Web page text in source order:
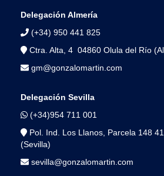
Delegación Almería
(+34) 950 441 825
Ctra. Alta, 4 04860 Olula del Río
gm@gonzalomartin.com
Delegación Sevilla
(+34)954 711 001
Pol. Ind. Los Llanos, Parcela 148
(Sevilla)
sevilla@gonzalomartin.com